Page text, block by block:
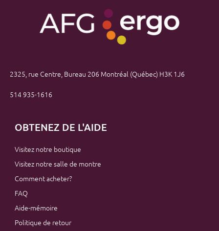
2325, rue Centre, Bureau 206 Montréal (Québec) H3K 1J6
514 935-1616
OBTENEZ DE L'AIDE
Visitez notre boutique
Visitez notre salle de montre
Comment acheter?
FAQ
Aide-mémoire
Politique de retour